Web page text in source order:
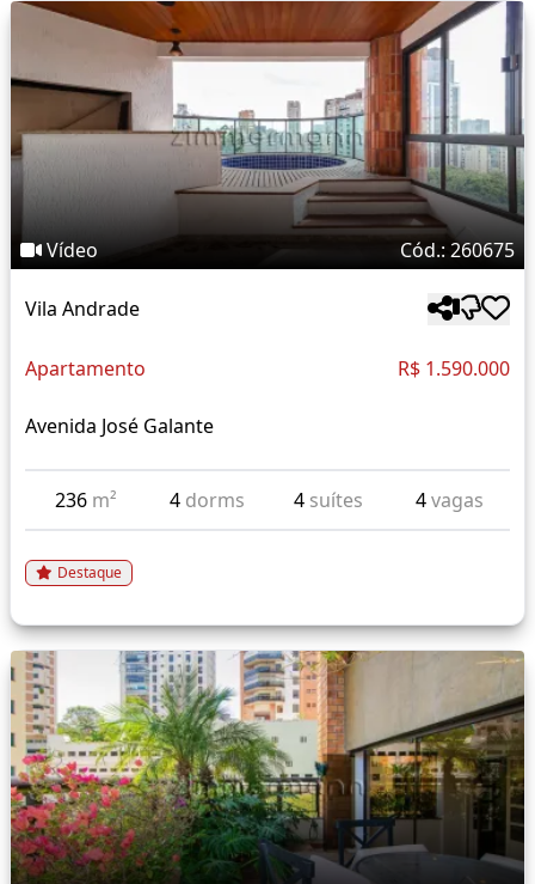
Vídeo Cód.: 260675
Vila Andrade
Apartamento R$ 1.590.000
Avenida José Galante
236 m² 4 dorms 4 suítes 4vagas
Destaque